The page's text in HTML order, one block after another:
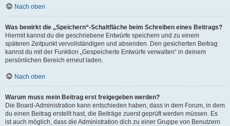
Nach oben
Was bewirkt die „Speichern“-Schaltfläche beim Schreiben eines Beitrags?
Hiermit kannst du die geschriebene Entwürfe speichern und zu einem
späteren Zeitpunkt vervollständigen und absenden. Den gesicherten Beitrag
kannst du mit der Funktion „Gespeicherte Entwürfe verwalten“ in deinem
persönlichen Bereich erneut laden.
Nach oben
Warum muss mein Beitrag erst freigegeben werden?
Die Board-Administration kann entschieden haben, dass in dem Forum, in dem
du einen Beitrag erstellt hast, die Beiträge zuerst geprüft werden müssen. Es
ist auch möglich, dass die Administration dich zu einer Gruppe von Benutzern